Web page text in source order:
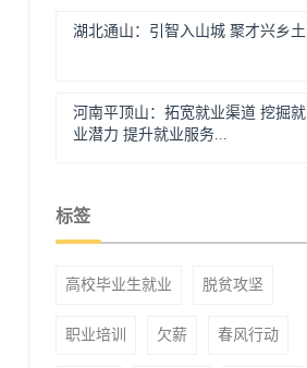
湖北通山：引智入山城 聚才兴乡土
河南平顶山：拓宽就业渠道 挖掘就
业潜力 提升就业服务...
标签
高校毕业生就业 脱贫攻坚
职业培训 欠薪 春风行动